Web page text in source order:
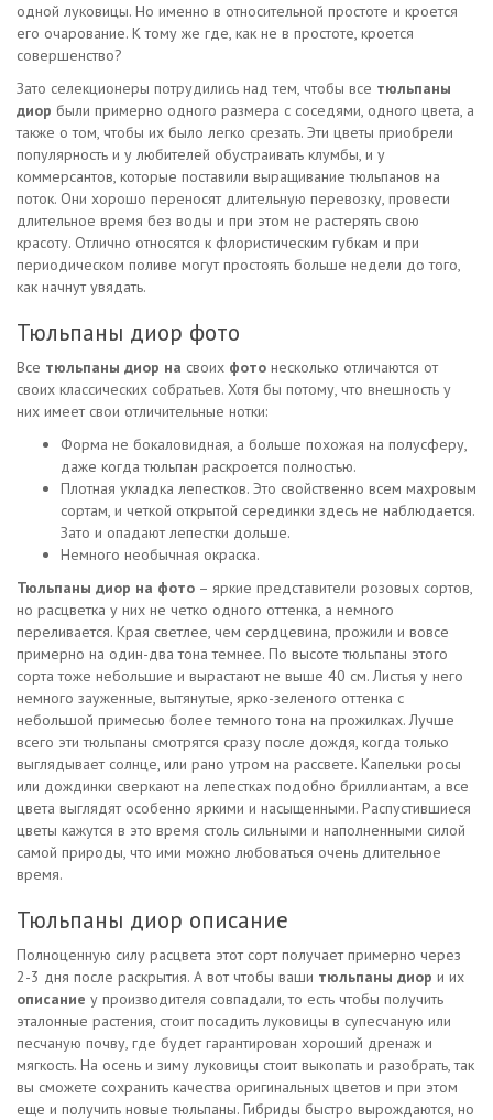
одной луковицы. Но именно в относительной простоте и кроется
его очарование. К тому же где, как не в простоте, кроется
совершенство?
Зато селекционеры потрудились над тем, чтобы все тюльпаны
диор были примерно одного размера с соседями, одного цвета, а
также о том, чтобы их было легко срезать. Эти цветы приобрели
популярность и у любителей обустраивать клумбы, и у
коммерсантов, которые поставили выращивание тюльпанов на
поток. Они хорошо переносят длительную перевозку, провести
длительное время без воды и при этом не растерять свою
красоту. Отлично относятся к флористическим губкам и при
периодическом поливе могут простоять больше недели до того,
как начнут увядать.
Тюльпаны диор фото
Все тюльпаны диор на своих фото несколько отличаются от
своих классических собратьев. Хотя бы потому, что внешность у
них имеет свои отличительные нотки:
Форма не бокаловидная, а больше похожая на полусферу,
даже когда тюльпан раскроется полностью.
Плотная укладка лепестков. Это свойственно всем махровым
сортам, и четкой открытой серединки здесь не наблюдается.
Зато и опадают лепестки дольше.
Немного необычная окраска.
Тюльпаны диор на фото – яркие представители розовых сортов,
но расцветка у них не четко одного оттенка, а немного
переливается. Края светлее, чем сердцевина, прожили и вовсе
примерно на один-два тона темнее. По высоте тюльпаны этого
сорта тоже небольшие и вырастают не выше 40 см. Листья у него
немного зауженные, вытянутые, ярко-зеленого оттенка с
небольшой примесью более темного тона на прожилках. Лучше
всего эти тюльпаны смотрятся сразу после дождя, когда только
выглядывает солнце, или рано утром на рассвете. Капельки росы
или дождинки сверкают на лепестках подобно бриллиантам, а все
цвета выглядят особенно яркими и насыщенными. Распустившиеся
цветы кажутся в это время столь сильными и наполненными силой
самой природы, что ими можно любоваться очень длительное
время.
Тюльпаны диор описание
Полноценную силу расцвета этот сорт получает примерно через
2-3 дня после раскрытия. А вот чтобы ваши тюльпаны диор и их
описание у производителя совпадали, то есть чтобы получить
эталонные растения, стоит посадить луковицы в супесчаную или
песчаную почву, где будет гарантирован хороший дренаж и
мягкость. На осень и зиму луковицы стоит выкопать и разобрать, так
вы сможете сохранить качества оригинальных цветов и при этом
еще и получить новые тюльпаны. Гибриды быстро вырождаются, но